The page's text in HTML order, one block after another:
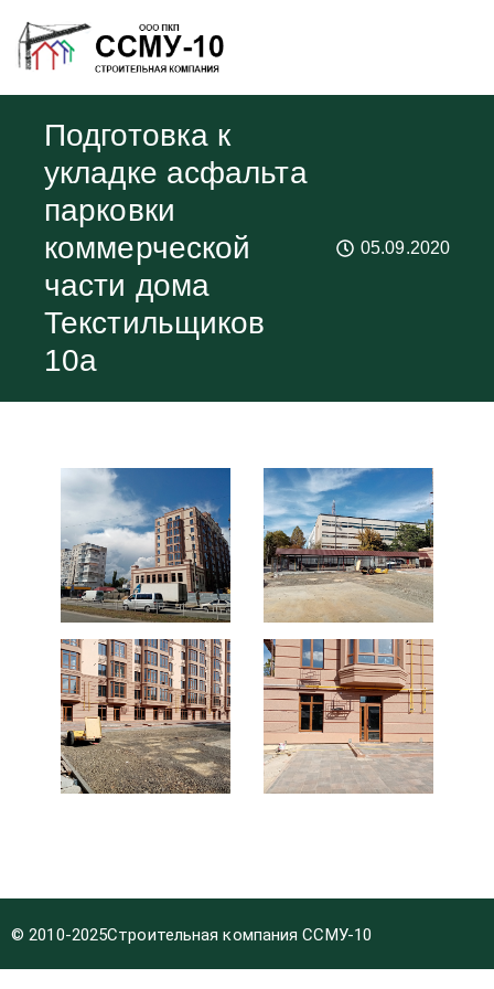
Подготовка к
укладке асфальта
парковки
коммерческой
части дома
Текстильщиков
10а
05.09.2020
© 2010-2025Строительная компания ССМУ-10